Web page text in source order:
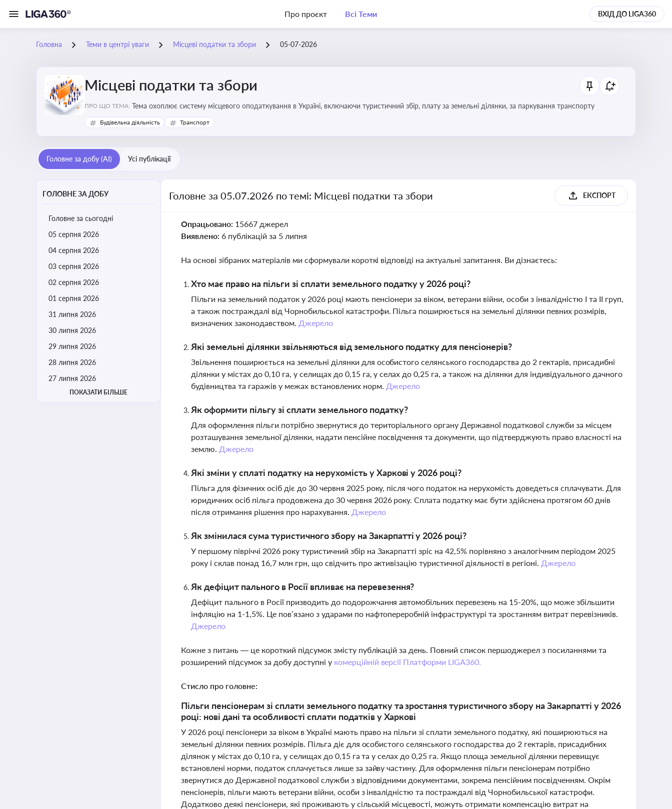
Про проєкт Всі Теми ВХІД ДО LIGA360
Головна Теми в центрі уваги Місцеві податки та збори 05-07-2026
Місцеві податки та збори
ПРО ЩО ТЕМА: Тема охоплює систему місцевого оподаткування в Україні, включаючи туристичний збір, плату за земельні ділянки, за паркування транспорту
Будівельна діяльність Транспорт
Головне за добу (AI) Усі публікації
ГОЛОВНЕ ЗА ДОБУ
Головне за сьогодні
05 серпня 2026
04 серпня 2026
03 серпня 2026
02 серпня 2026
01 серпня 2026
31 липня 2026
30 липня 2026
29 липня 2026
28 липня 2026
27 липня 2026
ПОКАЗАТИ БІЛЬШЕ
Головне за 05.07.2026 по темі: Місцеві податки та збори ЕКСПОРТ
Опрацьовано: 15667 джерел
Виявлено: 6 публікацій за 5 липня
На основі зібраних матеріалів ми сформували короткі відповіді на актуальні запитання. Ви дізнаєтесь:
Хто має право на пільги зі сплати земельного податку у 2026 році?
Пільги на земельний податок у 2026 році мають пенсіонери за віком, ветерани війни, особи з інвалідністю I та II груп,
а також постраждалі від Чорнобильської катастрофи. Пільга поширюється на земельні ділянки певних розмірів,
визначених законодавством. Джерело
Які земельні ділянки звільняються від земельного податку для пенсіонерів?
Звільнення поширюється на земельні ділянки для особистого селянського господарства до 2 гектарів, присадибні
ділянки у містах до 0,10 га, у селищах до 0,15 га, у селах до 0,25 га, а також на ділянки для індивідуального дачного
будівництва та гаражів у межах встановлених норм. Джерело
Як оформити пільгу зі сплати земельного податку?
Для оформлення пільги потрібно звернутися до територіального органу Державної податкової служби за місцем
розташування земельної ділянки, надати пенсійне посвідчення та документи, що підтверджують право власності на
землю. Джерело
Які зміни у сплаті податку на нерухомість у Харкові у 2026 році?
Пільга для фізичних осіб діє до 30 червня 2025 року, після чого податок на нерухомість доведеться сплачувати. Для
юридичних осіб пільга продовжена до 30 червня 2026 року. Сплата податку має бути здійснена протягом 60 днів
після отримання рішення про нарахування. Джерело
Як змінилася сума туристичного збору на Закарпатті у 2026 році?
У першому півріччі 2026 року туристичний збір на Закарпатті зріс на 42,5% порівняно з аналогічним періодом 2025
року і склав понад 16,7 млн грн, що свідчить про активізацію туристичної діяльності в регіоні. Джерело
Як дефіцит пального в Росії впливає на перевезення?
Дефіцит пального в Росії призводить до подорожчання автомобільних перевезень на 15-20%, що може збільшити
інфляцію на 1-1,5%. Це пов’язано з ударами по нафтопереробній інфраструктурі та зростанням витрат перевізників.
Джерело
Кожне з питань — це короткий підсумок змісту публікацій за день. Повний список першоджерел з посиланнями та
розширений підсумок за добу доступні у комерційній версії Платформи LIGA360.
Стисло про головне:
Пільги пенсіонерам зі сплати земельного податку та зростання туристичного збору на Закарпатті у 2026
році: нові дані та особливості сплати податків у Харкові
У 2026 році пенсіонери за віком в Україні мають право на пільги зі сплати земельного податку, які поширюються на
земельні ділянки певних розмірів. Пільга діє для особистого селянського господарства до 2 гектарів, присадибних
ділянок у містах до 0,10 га, у селищах до 0,15 га та у селах до 0,25 га. Якщо площа земельної ділянки перевищує
встановлені норми, податок сплачується лише за зайву частину. Для оформлення пільги пенсіонерам потрібно
звернутися до Державної податкової служби з відповідними документами, зокрема пенсійним посвідченням. Окрім
пенсіонерів, пільги мають ветерани війни, особи з інвалідністю та постраждалі від Чорнобильської катастрофи.
Додатково деякі пенсіонери, які проживають у сільській місцевості, можуть отримати компенсацію витрат на